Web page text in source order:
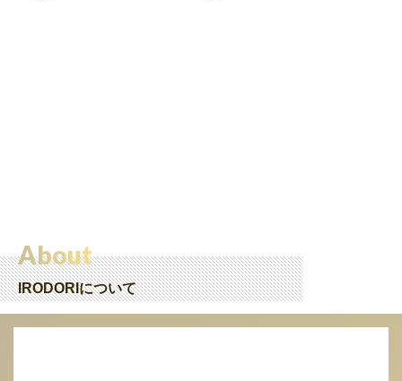
About
IRODORIについて